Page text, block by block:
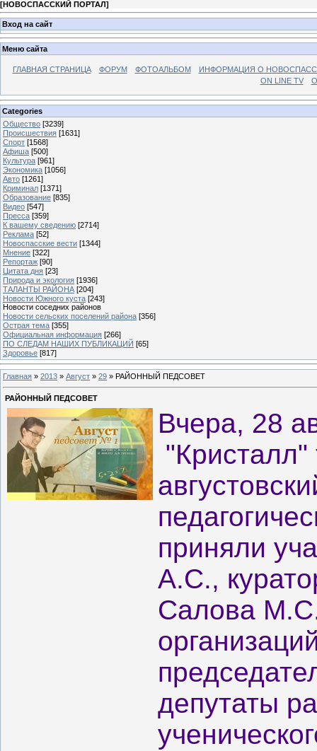
[НОВОСПАССКИЙ ПОРТАЛ]
Вход на сайт
Меню сайта
ГЛАВНАЯ СТРАНИЦА ФОРУМ ФОТОАЛЬБОМ
ИНФОРМАЦИЯ О
ON LINE TV
Categories
Общество [3239]
Происшествия [1631]
Спорт [1568]
Афиша [500]
Культура [961]
Экономика [1056]
Авто [1261]
Криминал [1371]
Образование [835]
Видео [547]
Пресса [359]
К вашему сведению [2714]
Реклама [52]
Новоспасские вести [1344]
Мнение [322]
Репортаж [90]
Цитата дня [23]
Природа и экология [1936]
ТАЛАНТЫ РАЙОНА [204]
Новости Южного куста [243]
Новости соседних районов
Новости сельских поселений района [356]
Острая тема [355]
Официальная информация [266]
ПО СЛЕДАМ НАШИХ ПУБЛИКАЦИЙ [65]
Здоровье [817]
Главная » 2013 » Август » 29 » РАЙОННЫЙ ПЕДСОВЕТ
РАЙОННЫЙ ПЕДСОВЕТ
Вчера, 28
приняли
А.С.,
Салова
депутаты